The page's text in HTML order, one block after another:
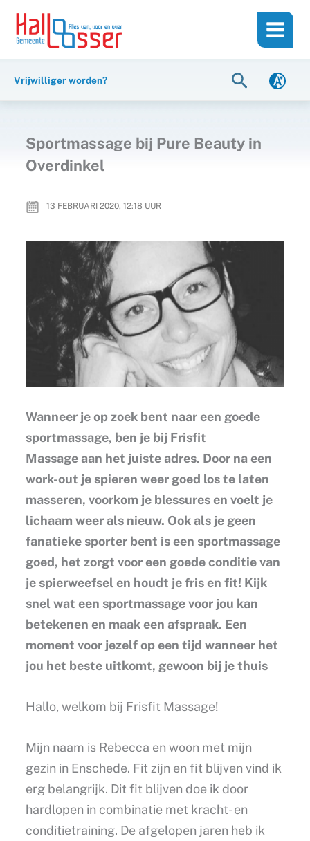
inhoud
naar
Vrijwilliger worden? Zoeken
Sportmassage bij Pure Beauty in
Overdinkel
13 FEBRUARI 2020, 12:18 UUR
Wanneer je op zoek bent naar een goede
sportmassage, ben je bij Frisfit
Massage aan het juiste adres. Door na een
work-out je spieren weer goed los te laten
masseren, voorkom je blessures en voelt je
lichaam weer als nieuw. Ook als je geen
fanatieke sporter bent is een sportmassage
goed, het zorgt voor een goede conditie van
je spierweefsel en houdt je fris en fit! Kijk
snel wat een sportmassage voor jou kan
betekenen en maak een afspraak. Een
moment voor jezelf op een tijd wanneer het
jou het beste uitkomt, gewoon bij je thuis
Hallo, welkom bij Frisfit Massage!
Mijn naam is Rebecca en woon met mijn
gezin in Enschede. Fit zijn en fit blijven vind ik
erg belangrijk. Dit fit blijven doe ik door
hardlopen in combinatie met kracht- en
conditietraining. De afgelopen jaren heb ik